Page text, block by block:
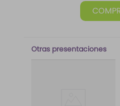
Otras presentaciones